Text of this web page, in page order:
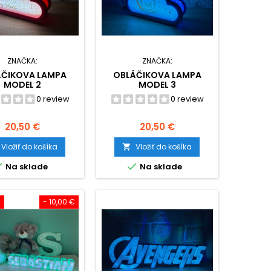
ZNAČKA:
LAMPA
MODEL 2
0 review
Cena
20,50 €
Vložiť do košíka
Na sklade
ZNAČKA:
OBLÁČIKOVA LAMPA
MODEL 3
0 review
Cena
20,50 €
 Vložiť do košíka
 Na sklade
- 10,00 €